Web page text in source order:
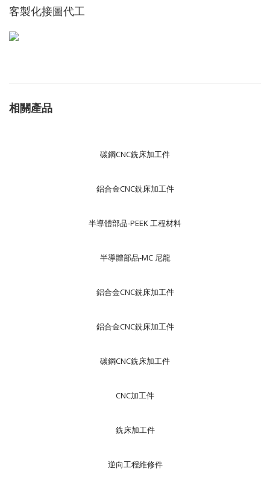
客製化接圖代工
相關產品
碳鋼CNC銑床加工件
鋁合金CNC銑床加工件
半導體部品-PEEK 工程材料
半導體部品-MC 尼龍
鋁合金CNC銑床加工件
鋁合金CNC銑床加工件
碳鋼CNC銑床加工件
CNC加工件
銑床加工件
逆向工程維修件